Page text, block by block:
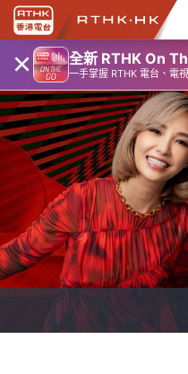
× 全新 RTHK On
一手掌握 RTHK 電台、電